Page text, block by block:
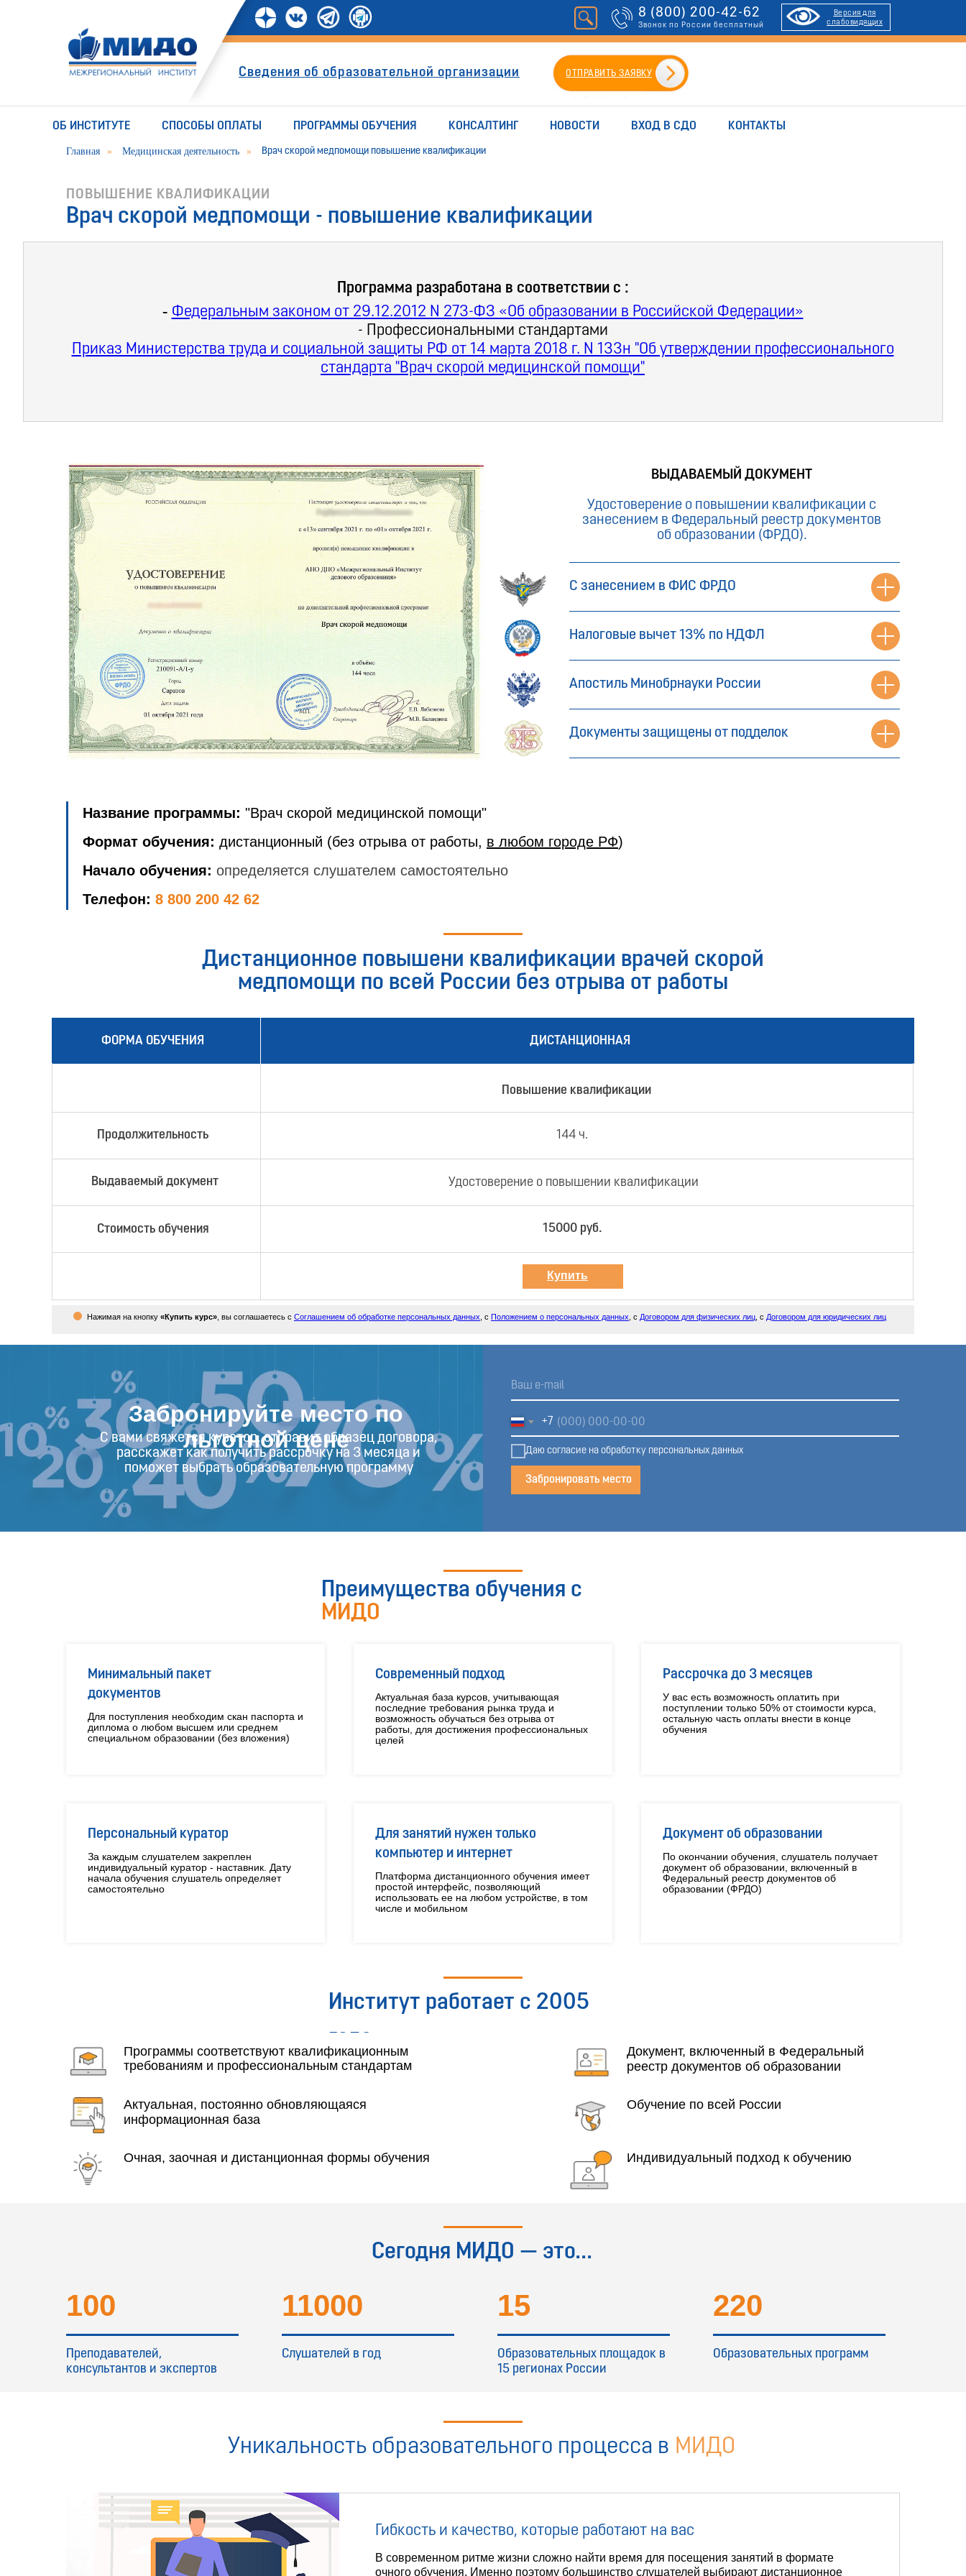
8 (800) 200-42-62
Звонок по России бесплатный
ОТПРАВИТЬ ЗАЯВКУ
Версия для
слабовидящих
Сведения об образовательной организации
ОБ ИНСТИТУТЕ СПОСОБЫ ОПЛАТЫ ПРОГРАММЫ ОБУЧЕНИЯ КОНСАЛТИНГ НОВОСТИ ВХОД В СДО КОНТАКТЫ
Главная » Медицинская деятельность » Врач скорой медпомощи повышение квалификации
ПОВЫШЕНИЕ КВАЛИФИКАЦИИ
Врач скорой медпомощи - повышение квалификации
Программа разработана в соответствии с :
- Федеральным законом от 29.12.2012 N 273-ФЗ «Об образовании в Российской Федерации»
- Профессиональными стандартами
Приказ Министерства труда и социальной защиты РФ от 14 марта 2018 г. N 133н "Об утверждении профессионального
стандарта "Врач скорой медицинской помощи"
ВЫДАВАЕМЫЙ ДОКУМЕНТ
Удостоверение о повышении квалификации с
занесением в Федеральный реестр документов
об образовании (ФРДО).
С занесением в ФИС ФРДО
Налоговые вычет 13% по НДФЛ
Апостиль Минобрнауки России
Документы защищены от подделок
Название программы: "Врач скорой медицинской помощи"
Формат обучения: дистанционный (без отрыва от работы, в любом городе РФ)
Начало обучения: определяется слушателем самостоятельно
Телефон: 8 800 200 42 62
Дистанционное повышени квалификации врачей скорой
медпомощи по всей России без отрыва от работы
ФОРМА ОБУЧЕНИЯ ДИСТАНЦИОННАЯ
Повышение квалификации
Продолжительность
Выдаваемый документ
Стоимость обучения
Удостоверение о повышении квалификации
144 ч.
15000 руб.
Купить
курс
Нажимая на кнопку «Купить курс» , вы соглашаетесь с Соглашением об обработке персональных данных , с Положением о персональных данных , с Договором для физических лиц , с Договором для юридических лиц
+7
Даю согласие на обработку персональных данных
Забронировать место
Забронируйте место по
льготной цене
С вами свяжется куратор, отправит образец договора,
расскажет как получить рассрочку на 3 месяца и
поможет выбрать образовательную программу
Преимущества обучения с
МИДО
Минимальный пакет
документов
Для поступления необходим скан паспорта и
диплома о любом высшем или среднем
специальном образовании (без вложения)
Современный подход
Актуальная база курсов, учитывающая
последние требования рынка труда и
возможность обучаться без отрыва от
работы, для достижения профессиональных
целей
Рассрочка до 3 месяцев
У вас есть возможность оплатить при
поступлении только 50% от стоимости курса,
остальную часть оплаты внести в конце
обучения
Персональный куратор
За каждым слушателем закреплен
индивидуальный куратор - наставник. Дату
начала обучения слушатель определяет
самостоятельно
Для занятий нужен только
компьютер и интернет
Платформа дистанционного обучения имеет
простой интерфейс, позволяющий
использовать ее на любом устройстве, в том
числе и мобильном
Документ об образовании
По окончании обучения, слушатель получает
документ об образовании, включенный в
Федеральный реестр документов об
образовании (ФРДО)
Институт работает с 2005
года
Программы соответствуют квалификационным
требованиям и профессиональным стандартам
Документ, включенный в Федеральный
реестр документов об образовании
Актуальная, постоянно обновляющаяся
информационная база
Обучение по всей России
Очная, заочная и дистанционная формы обучения Индивидуальный подход к обучению
Сегодня МИДО — это...
100
Преподавателей,
консультантов и экспертов
11000
Слушателей в год
15
Образовательных площадок в
15 регионах России
220
Образовательных программ
Уникальность образовательного процесса в МИДО
Гибкость и качество, которые работают на вас
В современном ритме жизни сложно найти время для посещения занятий в формате
очного обучения. Именно поэтому большинство слушателей выбирают дистанционное